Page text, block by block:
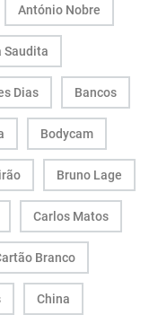
António Nobre
Saudita
Dias Bancos
Bodycam
Bruno Lage
Carlos Matos
Branco
China